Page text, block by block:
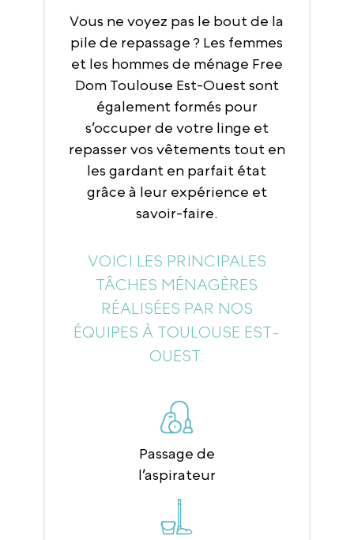
Vous ne voyez pas le bout de la
pile de repassage ? Les femmes
et les hommes de ménage Free
Dom Toulouse Est-Ouest sont
également formés pour
s’occuper de votre linge et
repasser vos vêtements tout en
les gardant en parfait état
grâce à leur expérience et
savoir-faire.
VOICI LES PRINCIPALES
TÂCHES MÉNAGÈRES
RÉALISÉES PAR NOS
ÉQUIPES À TOULOUSE EST-
OUEST:
Passage de
l’aspirateur